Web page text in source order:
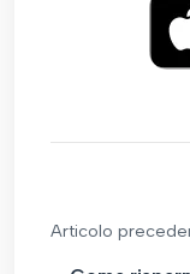
Articolo